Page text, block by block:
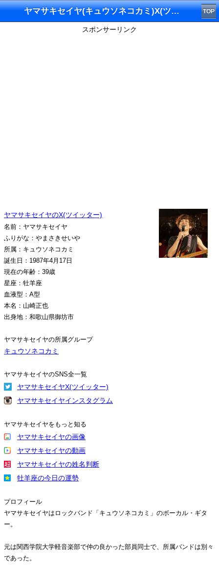
ヤマサキセイヤ(キュウソネコカミ)X(ツイッター) TOP
スポンサーリンク
ヤマサキセイヤのX(ツイッター)
名前：ヤマサキセイヤ
ふりがな：やまさきせいや
所属：キュウソネコカミ
誕生日：1987年4月17日
現在の年齢：39歳
星座：牡羊座
血液型：A型
本名：山崎正也
出身地：和歌山県御坊市
ヤマサキセイヤの所属グループ
キュウソネコカミ
ヤマサキセイヤのSNS全一覧
ヤマサキセイヤX(ツイッター)
ヤマサキセイヤインスタグラム
ヤマサキセイヤをもっと知る
ヤマサキセイヤの画像
ヤマサキセイヤの動画
ヤマサキセイヤの姓名判断
牡羊座の今日の運勢
プロフィール
ヤマサキセイヤはロックバンド「キュウソネコカミ」のボーカル・ギタ
ー。
元は関西学院大学軽音楽部で仲の良かった部員同士で、所属バンドは別々
であった。